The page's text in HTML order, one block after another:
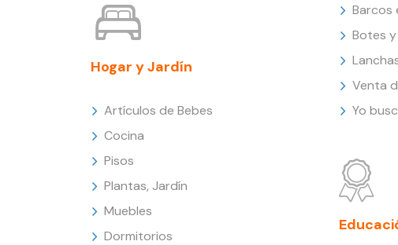
Hogar y Jardín
Artículos de Bebes
Cocina
Pisos
Plantas, Jardín
Muebles
Dormitorios
Barcos
Botes
Venta
Yo